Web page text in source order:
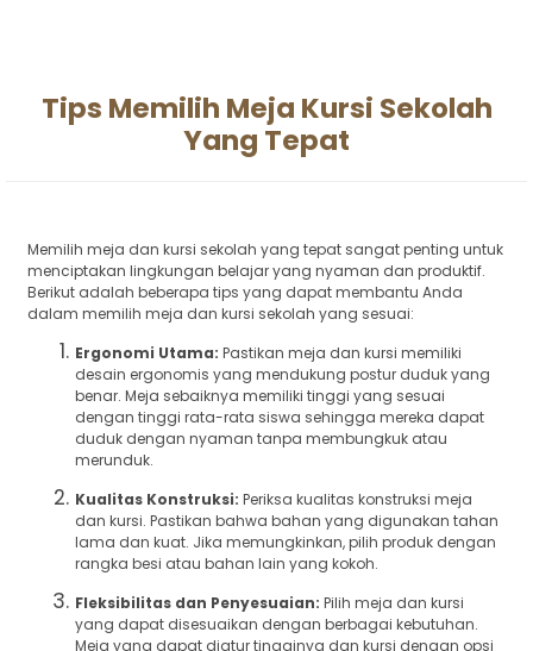
Tips Memilih Meja Kursi Sekolah
Yang Tepat
Memilih meja dan kursi sekolah yang tepat sangat penting untuk
menciptakan lingkungan belajar yang nyaman dan produktif.
Berikut adalah beberapa tips yang dapat membantu Anda
dalam memilih meja dan kursi sekolah yang sesuai:
Ergonomi Utama: Pastikan meja dan kursi memiliki
desain ergonomis yang mendukung postur duduk yang
benar. Meja sebaiknya memiliki tinggi yang sesuai
dengan tinggi rata-rata siswa sehingga mereka dapat
duduk dengan nyaman tanpa membungkuk atau
merunduk.
Kualitas Konstruksi: Periksa kualitas konstruksi meja
dan kursi. Pastikan bahwa bahan yang digunakan tahan
lama dan kuat. Jika memungkinkan, pilih produk dengan
rangka besi atau bahan lain yang kokoh.
Fleksibilitas dan Penyesuaian: Pilih meja dan kursi
yang dapat disesuaikan dengan berbagai kebutuhan.
Meja yang dapat diatur tingginya dan kursi dengan opsi